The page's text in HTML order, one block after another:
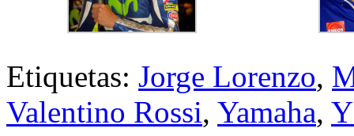
Etiquetas: Jorge Lorenzo,
Valentino Rossi, Yamaha,